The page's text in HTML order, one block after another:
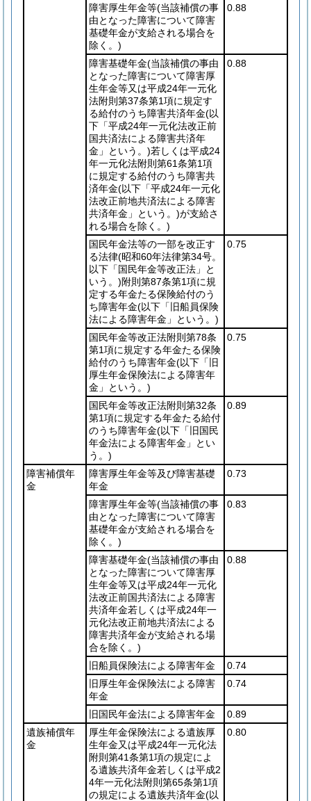
障害厚生年金等(当該補償の事
由となった障害について障害
基礎年金が支給される場合を
除く。)
0.88
障害基礎年金(当該補償の事由
となった障害について障害厚
生年金等又は平成24年一元化
法附則第37条第1項に規定す
る給付のうち障害共済年金(以
下「平成24年一元化法改正前
国共済法による障害共済年
金」という。)若しくは平成24
年一元化法附則第61条第1項
に規定する給付のうち障害共
済年金(以下「平成24年一元化
法改正前地共済法による障害
共済年金」という。)が支給さ
れる場合を除く。)
0.88
国民年金法等の一部を改正す
る法律(昭和60年法律第34号。
以下「国民年金等改正法」と
いう。)附則第87条第1項に規
定する年金たる保険給付のう
ち障害年金(以下「旧船員保険
法による障害年金」という。)
0.75
国民年金等改正法附則第78条
第1項に規定する年金たる保険
給付のうち障害年金(以下「旧
厚生年金保険法による障害年
金」という。)
0.75
国民年金等改正法附則第32条
第1項に規定する年金たる給付
のうち障害年金(以下「旧国民
年金法による障害年金」とい
う。)
0.89
障害補償年
金
障害厚生年金等及び障害基礎
年金
0.73
障害厚生年金等(当該補償の事
由となった障害について障害
基礎年金が支給される場合を
除く。)
0.83
障害基礎年金(当該補償の事由
となった障害について障害厚
生年金等又は平成24年一元化
法改正前国共済法による障害
共済年金若しくは平成24年一
元化法改正前地共済法による
障害共済年金が支給される場
合を除く。)
0.88
旧船員保険法による障害年金
0.74
旧厚生年金保険法による障害
年金
0.74
旧国民年金法による障害年金
0.89
遺族補償年
金
厚生年金保険法による遺族厚
生年金又は平成24年一元化法
附則第41条第1項の規定によ
る遺族共済年金若しくは平成2
4年一元化法附則第65条第1項
の規定による遺族共済年金(以
0.80